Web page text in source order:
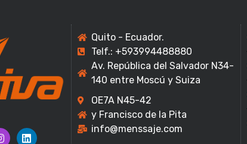
Quito - Ecuador.
Telf.: +593994488880
Av. República del Salvador N34-
140 entre Moscú y Suiza
OE7A N45-42
y Francisco de la Pita
info@menssaje.com